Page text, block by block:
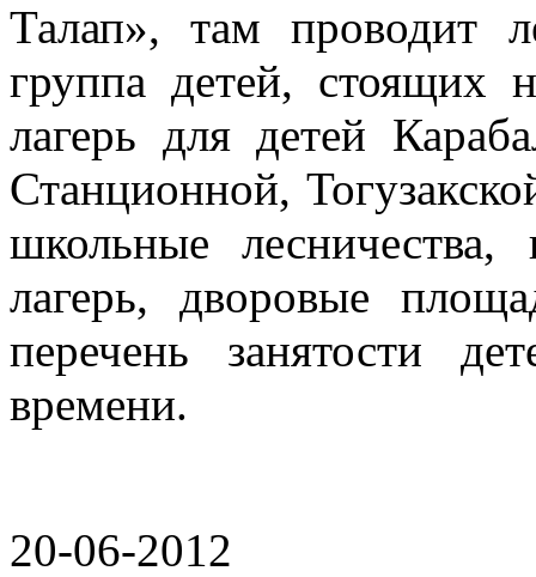
Талап», там проводит
группа детей,
лагерь для детей
Станционной,
школьные
лагерь, дворовые
перечень занятости
времени.
20-06-2012